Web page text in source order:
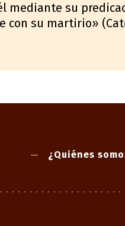
mediante su
con su martirio»
¿Quiénes